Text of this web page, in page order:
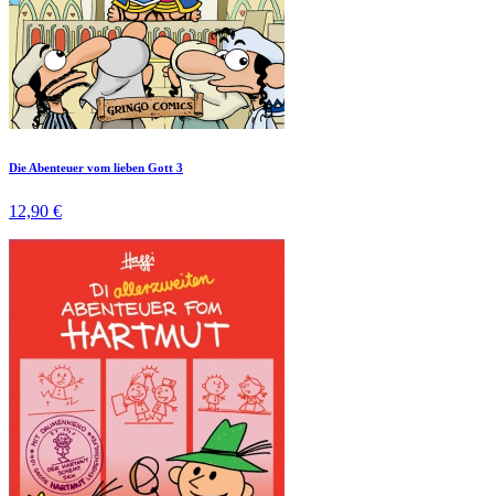
Die Abenteuer vom lieben Gott 3
12,90 €